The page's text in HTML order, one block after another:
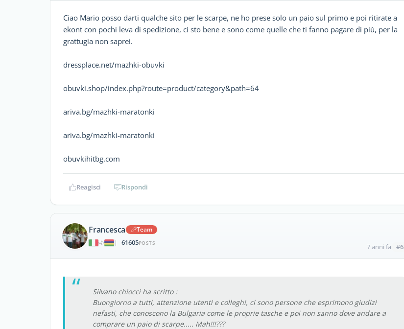
Ciao Mario posso darti qualche sito per le scarpe, ne ho prese solo un paio sul primo e poi ritirate a
ekont con pochi leva di spedizione, ci sto bene e sono come quelle che ti fanno pagare di più, per la
grattugia non saprei.
dressplace.net/mazhki-obuvki
obuvki.shop/index.php?route=product/category&path=64
ariva.bg/mazhki-maratonki
ariva.bg/mazhki-maratonki
obuvkihitbg.com
Reagisci Rispondi
Francesca
Team
|
61605POSTS 7 anni fa #6
Silvano chiocci ha scritto :
Buongiorno a tutti, attenzione utenti e colleghi, ci sono persone che esprimono giudizi
nefasti, che conoscono la Bulgaria come le proprie tasche e poi non sanno dove andare a
comprare un paio di scarpe..... Mah!!!???